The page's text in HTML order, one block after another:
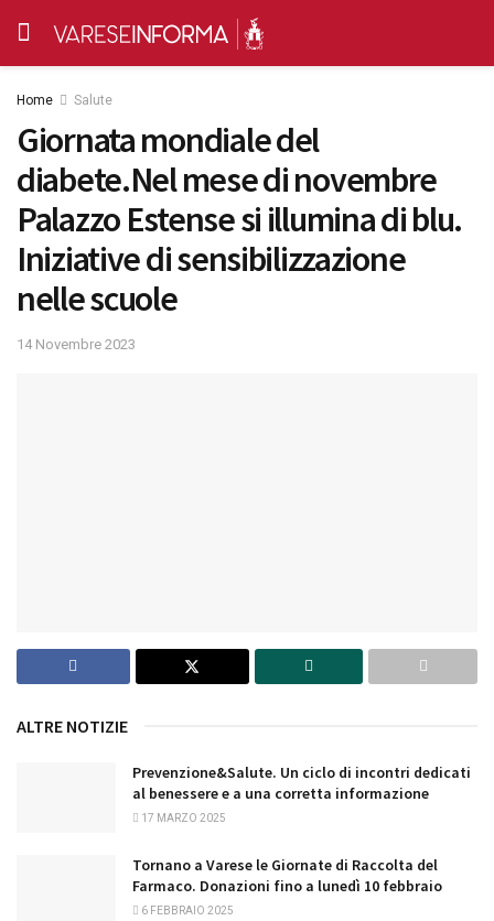
Home Salute
Giornata mondiale del
diabete.Nel mese di novembre
Palazzo Estense si illumina di blu.
Iniziative di sensibilizzazione
nelle scuole
14 Novembre 2023
ALTRE NOTIZIE
Prevenzione&Salute. Un ciclo di incontri dedicati
al benessere e a una corretta informazione
17 MARZO 2025
Tornano a Varese le Giornate di Raccolta del
Farmaco. Donazioni fino a lunedì 10 febbraio
6 FEBBRAIO 2025